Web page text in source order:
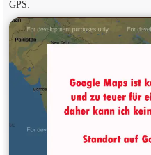
GPS: